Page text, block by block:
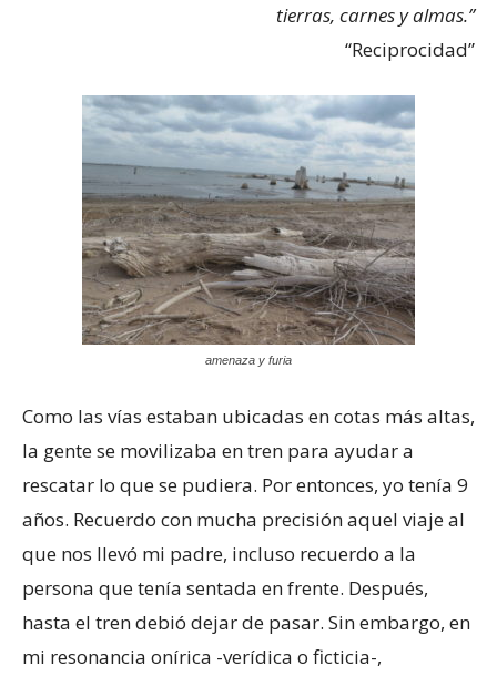
tierras, carnes y almas.”
“Reciprocidad”
amenaza y furia
Como las vías estaban ubicadas en cotas más altas,
la gente se movilizaba en tren para ayudar a
rescatar lo que se pudiera. Por entonces, yo tenía 9
años. Recuerdo con mucha precisión aquel viaje al
que nos llevó mi padre, incluso recuerdo a la
persona que tenía sentada en frente. Después,
hasta el tren debió dejar de pasar. Sin embargo, en
mi resonancia onírica -verídica o ficticia-,